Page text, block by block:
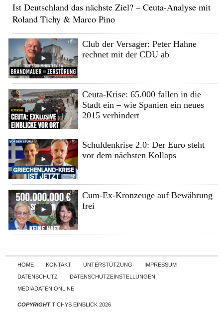
Ist Deutschland das nächste Ziel? – Ceuta-Analyse mit
Roland Tichy & Marco Pino
Club der Versager: Peter Hahne
rechnet mit der CDU ab
Ceuta-Krise: 65.000 fallen in die
Stadt ein – wie Spanien ein neues
2015 verhindert
Schuldenkrise 2.0: Der Euro steht
vor dem nächsten Kollaps
Cum-Ex-Kronzeuge auf Bewährung
frei
Skip to content
HOME KONTAKT UNTERSTÜTZUNG
IMPRESSUM
DATENSCHUTZ
DATENSCHUTZEINSTELLUNGEN
MEDIADATEN ONLINE
COPYRIGHTTICHYS EINBLICK 2026